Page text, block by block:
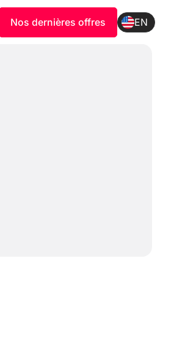
Nos dernières offres EN